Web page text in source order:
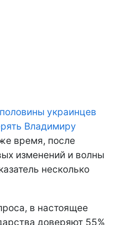
украинцев
Владимиру
время, после
изменений и волны
несколько
в настоящее
доверяют 55%